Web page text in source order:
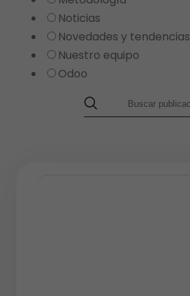
Noticias
Novedades y tendencias
Nuestro equipo
Odoo